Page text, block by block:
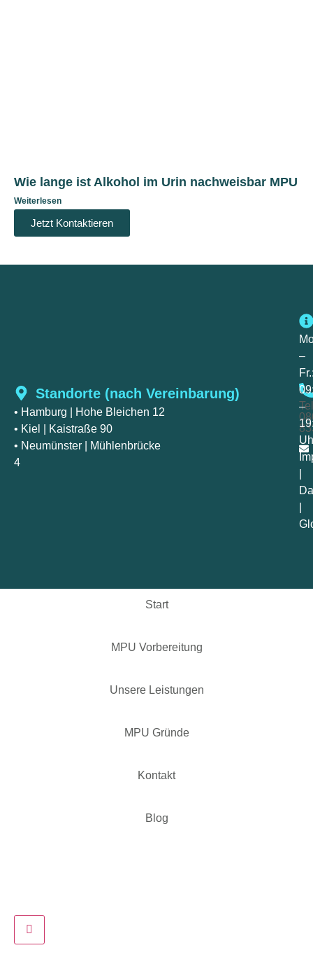
Wie lange ist Alkohol im Urin nachweisbar MPU
Weiterlesen
Jetzt Kontaktieren
Standorte (nach Vereinbarung)
• Hamburg | Hohe Bleichen 12
• Kiel
| Kaistraße 90
• Neumünster | Mühlenbrücke
4
–
–
Start
MPU Vorbereitung
Unsere Leistungen
MPU Gründe
Kontakt
Blog